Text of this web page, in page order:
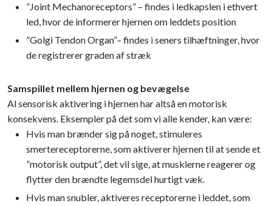
​”Joint Mechanoreceptors” – findes i ledkapslen i ethvert
led, hvor de informerer hjernen om leddets position
​”Golgi Tendon Organ”– findes i seners tilhæftninger, hvor
de registrerer graden af stræk
Samspillet mellem hjernen og bevægelse
Al sensorisk aktivering i hjernen har altså en motorisk
konsekvens. Eksempler på det som vi alle kender, kan være:
​Hvis man brænder sig på noget, stimuleres
smertereceptorerne, som aktiverer hjernen til at sende et
”motorisk output”, det vil sige, at musklerne reagerer og
flytter den brændte legemsdel hurtigt væk.
​​Hvis man snubler, aktiveres receptorerne i leddet, som